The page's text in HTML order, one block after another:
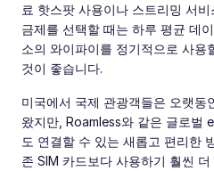
료 핫스팟 사용이나 스트리밍 서
금제를 선택할 때는 하루 평균 데
소의 와이파이를 정기적으로 사용
것이 좋습니다.
미국에서 국제 관광객들은 오랫동
왔지만, Roamless와 같은 글로벌
도 연결할 수 있는 새롭고 편리한
존 SIM 카드보다 사용하기 훨씬